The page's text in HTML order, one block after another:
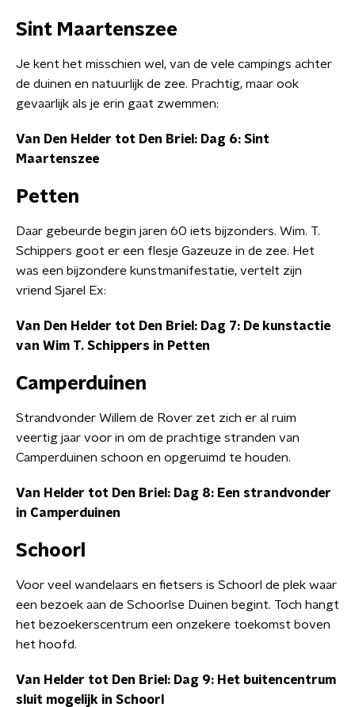
Sint Maartenszee
Je kent het misschien wel, van de vele campings achter
de duinen en natuurlijk de zee. Prachtig, maar ook
gevaarlijk als je erin gaat zwemmen:
Van Den Helder tot Den Briel: Dag 6: Sint
Maartenszee
Petten
Daar gebeurde begin jaren 60 iets bijzonders. Wim. T.
Schippers goot er een flesje Gazeuze in de zee. Het
was een bijzondere kunstmanifestatie, vertelt zijn
vriend Sjarel Ex:
Van Den Helder tot Den Briel: Dag 7: De kunstactie
van Wim T. Schippers in Petten
Camperduinen
Strandvonder Willem de Rover zet zich er al ruim
veertig jaar voor in om de prachtige stranden van
Camperduinen schoon en opgeruimd te houden.
Van Helder tot Den Briel: Dag 8: Een strandvonder
in Camperduinen
Schoorl
Voor veel wandelaars en fietsers is Schoorl de plek waar
een bezoek aan de Schoorlse Duinen begint. Toch hangt
het bezoekerscentrum een onzekere toekomst boven
het hoofd.
Van Helder tot Den Briel: Dag 9: Het buitencentrum
sluit mogelijk in Schoorl